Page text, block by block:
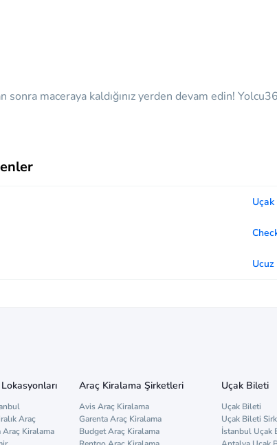
maceraya kaldığınız yerden devam edin!
Araç
Araç Kiralama
Araç Kiralama Şirketleri
Avis Araç Kiralama
Garenta Araç Kiralama
Budget Araç Kiralama
Uçak Bileti
Uçak Bileti
Uçak Bileti
İstanbul Uçak